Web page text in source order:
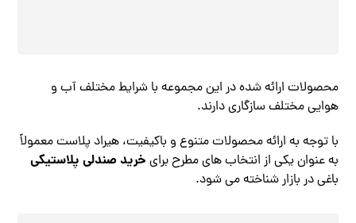
محصولات ارائه شده در این مجموعه با شرایط مختلف آب و
هوایی مختلف سازگاری دارند.
با توجه به ارائه محصولات متنوع و باکیفیت، هیراد پلاست معمولاً
به عنوان یکی از انتخاب ‌های مطرح برای خرید صندلی پلاستیکی
باغی در بازار شناخته می‌ شود.